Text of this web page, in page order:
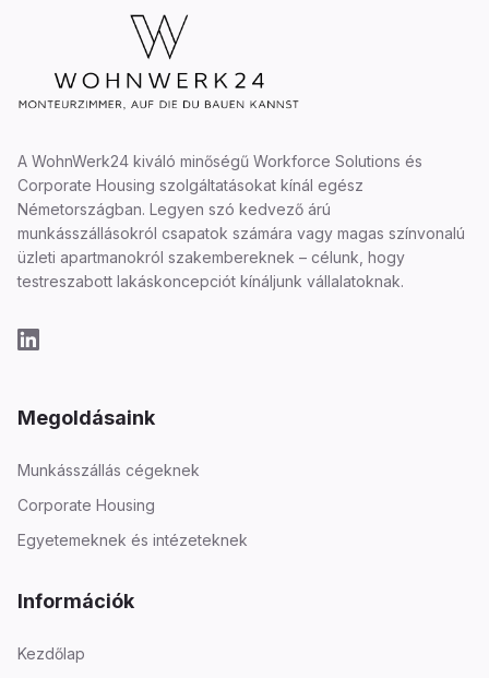
A WohnWerk24 kiváló minőségű Workforce Solutions és
Corporate Housing szolgáltatásokat kínál egész
Németországban. Legyen szó kedvező árú
munkásszállásokról csapatok számára vagy magas színvonalú
üzleti apartmanokról szakembereknek – célunk, hogy
testreszabott lakáskoncepciót kínáljunk vállalatoknak.
Megoldásaink
Munkásszállás cégeknek
Corporate Housing
Egyetemeknek és intézeteknek
Információk
Kezdőlap